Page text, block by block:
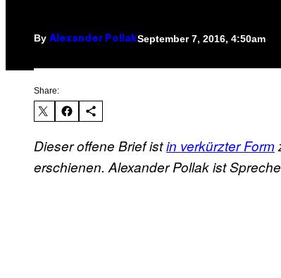
By Alexander PollakSeptember 7, 2016, 4:50am
Share:
Dieser offene Brief istin verkürzter Form
erschienen. Alexander Pollak ist